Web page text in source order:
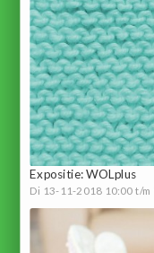
Expositie: WOLplus
Di 13-11-2018 10:00 t/